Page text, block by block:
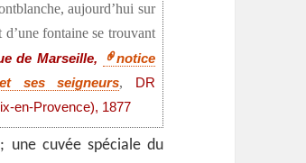
aujourd’hui sur
fontaine se trouvant
de Marseille,
notice
ses seigneurs,
DR
en-Provence), 1877
cuvée spéciale du